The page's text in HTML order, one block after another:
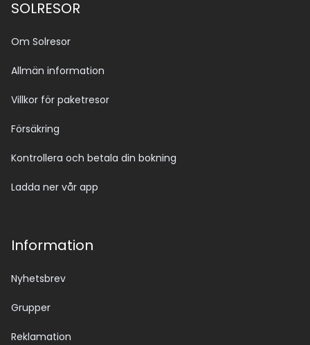
SOLRESOR
Om Solresor
Allmän information
Villkor för paketresor
Försäkring
Kontrollera och betala din bokning
Ladda ner vår app
Information
Nyhetsbrev
Grupper
Reklamation